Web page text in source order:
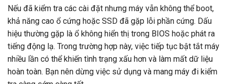
Nếu đã kiểm tra các cài đặt nhưng máy vẫn không thể boot,
khả năng cao ổ cứng hoặc SSD đã gặp lỗi phần cứng. Dấu
hiệu thường gặp là ổ không hiển thị trong BIOS hoặc phát ra
tiếng động lạ. Trong trường hợp này, việc tiếp tục bật tắt máy
nhiều lần có thể khiến tình trạng xấu hơn và làm mất dữ liệu
hoàn toàn. Bạn nên dừng việc sử dụng và mang máy đi kiểm